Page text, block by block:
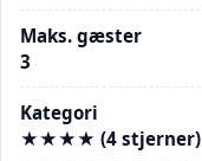
Maks. gæster
3
Kategori
★★★★ (4 stjerner)